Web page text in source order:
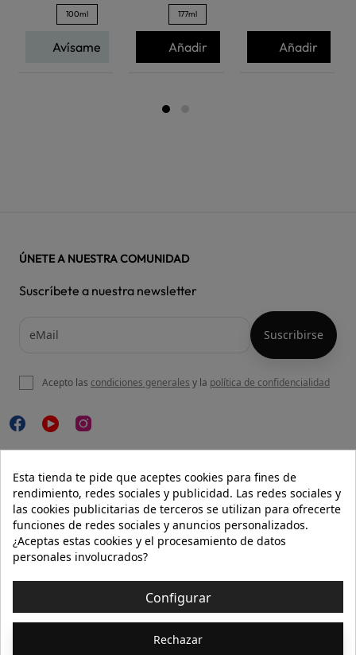
100ml
Avísame
177ml
Añadir Añadir
NUESTRA WEB
AYUDA
INFORMACIÓN 
ÚNETE A NUESTRA COMUNIDAD
Suscríbete a nuestra newsletter
Acepto las condiciones generales y la política de confidencialidad
Esta tienda te pide que aceptes cookies para fines de
rendimiento, redes sociales y publicidad. Las redes sociales y
las cookies publicitarias de terceros se utilizan para ofrecerte
funciones de redes sociales y anuncios personalizados.
¿Aceptas estas cookies y el procesamiento de datos
personales involucrados?
Configurar
Rechazar